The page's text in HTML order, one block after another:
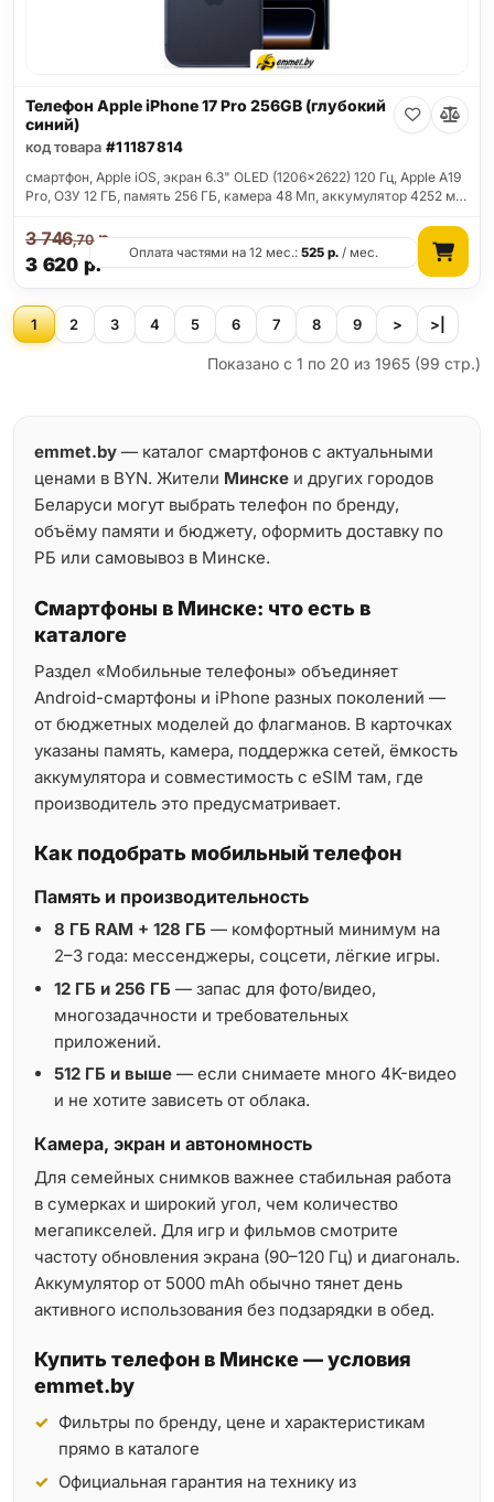
Телефон Apple iPhone 17 Pro 256GB (глубокий
синий)
код товара #11187814
смартфон, Apple iOS, экран 6.3" OLED (1206x2622) 120 Гц, Apple A19
Pro, ОЗУ 12 ГБ, память 256 ГБ, камера 48 Мп, аккумулятор 4252 м…
3 620 р.
3 746,70р.
Оплата частями на 12 мес.:525 р. / мес.
1 2 3 4 5 6 7 8 9 > >|
Показано с 1 по 20 из 1965 (99 стр.)
emmet.by — каталог смартфонов с актуальными
ценами в BYN. Жители Минске и других городов
Беларуси могут выбрать телефон по бренду,
объёму памяти и бюджету, оформить доставку по
РБ или самовывоз в Минске.
Смартфоны в Минске: что есть в
каталоге
Раздел «Мобильные телефоны» объединяет
Android-смартфоны и iPhone разных поколений —
от бюджетных моделей до флагманов. В карточках
указаны память, камера, поддержка сетей, ёмкость
аккумулятора и совместимость с eSIM там, где
производитель это предусматривает.
Как подобрать мобильный телефон
Память и производительность
8 ГБ RAM + 128 ГБ — комфортный минимум на
2–3 года: мессенджеры, соцсети, лёгкие игры.
12 ГБ и 256 ГБ — запас для фото/видео,
многозадачности и требовательных
приложений.
512 ГБ и выше — если снимаете много 4K-видео
и не хотите зависеть от облака.
Камера, экран и автономность
Для семейных снимков важнее стабильная работа
в сумерках и широкий угол, чем количество
мегапикселей. Для игр и фильмов смотрите
частоту обновления экрана (90–120 Гц) и диагональ.
Аккумулятор от 5000 mAh обычно тянет день
активного использования без подзарядки в обед.
Купить телефон в Минске — условия
emmet.by
Фильтры по бренду, цене и характеристикам
прямо в каталоге
Официальная гарантия на технику из